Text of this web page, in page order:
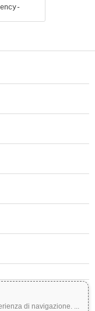
di navigazione. ...
volatili e comportano
Tutte le informazioni
e non costituiscono